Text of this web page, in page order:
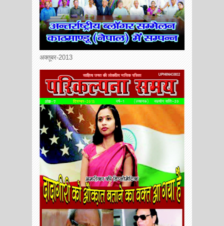
अक्तूबर-2013